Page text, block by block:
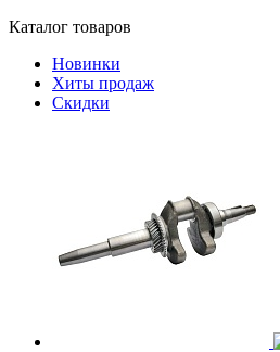
Каталог товаров
Новинки
Хиты продаж
Скидки